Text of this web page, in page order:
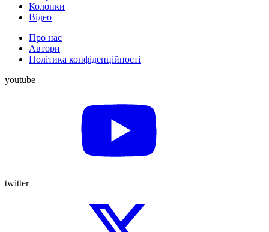
Колонки
Відео
Про нас
Автори
Політика конфіденційності
youtube
twitter